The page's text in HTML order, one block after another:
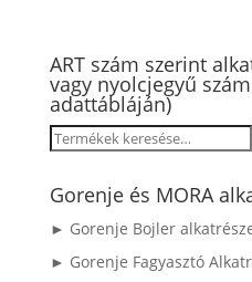
ART szám szerint
vagy nyolcjegyű
adattábláján)
Keresés
következőre:
Gorenje és MORA
► Gorenje Bojler
► Gorenje Fagyasztó